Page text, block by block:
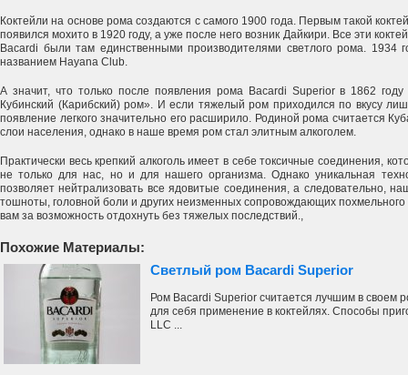
Коктейли на основе рома создаются с самого 1900 года. Первым такой
появился мохито в 1920 году, а уже после него возник Дайкири. Все эти
Bacardi были там единственными производителями светлого рома. 1934
названием Hayana Club.
А значит, что только после появления рома Bacardi Superior в 1862
Кубинский (Карибский) ром». И если тяжелый ром приходился по вкусу
появление легкого значительно его расширило. Родиной рома считается
слои населения, однако в наше время ром стал элитным алкоголем.
Практически весь крепкий алкоголь имеет в себе токсичные соединения,
не только для нас, но и для нашего организма. Однако уникальная
позволяет нейтрализовать все ядовитые соединения, а следовательно,
тошноты, головной боли и других неизменных сопровождающих
вам за возможность отдохнуть без тяжелых последствий.,
Похожие Материалы:
Светлый ром Bacardi Superior
Ром Bacardi Superior считается лучшим в своем
для себя применение в коктейлях. Способы
LLC ...